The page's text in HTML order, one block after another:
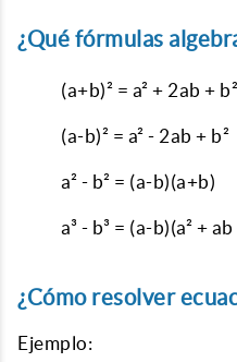
¿Qué fórmulas
(a+b)² = a² + 2ab + b²
(a-b)² = a² - 2ab + b²
a² - b² = (a-b)(a+b)
a³ - b³ = (a-b)(a² + ab
¿Cómo resolver
Ejemplo: